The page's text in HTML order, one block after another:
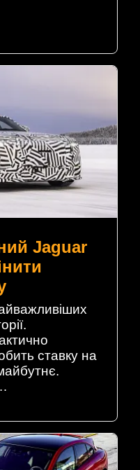
Jaguar
ставку на